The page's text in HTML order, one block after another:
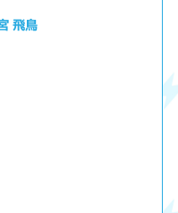
飛鳥